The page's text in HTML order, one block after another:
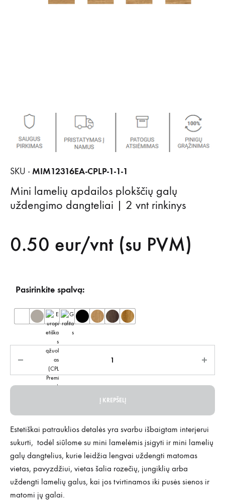
SKU -MIM12316EA-CPLP-1-1-1
Mini lamelių apdailos plokščių galų
uždengimo dangteliai | 2 vnt rinkinys
0.50 eur/vnt (su PVM)
Pasirinkite spalvą:
Į KREPŠELĮ
Estetiškai patrauklios detalės yra svarbu išbaigtam interjerui
sukurti, todėl siūlome su mini lamelėmis įsigyti ir mini lamelių
galų dangtelius, kurie leidžia lengvai uždengti matomas
vietas, pavyzdžiui, vietas šalia rozečių, jungiklių arba
uždengti lamelių galus, kai jos tvirtinamos iki pusės sienos ir
matomi jų galai.